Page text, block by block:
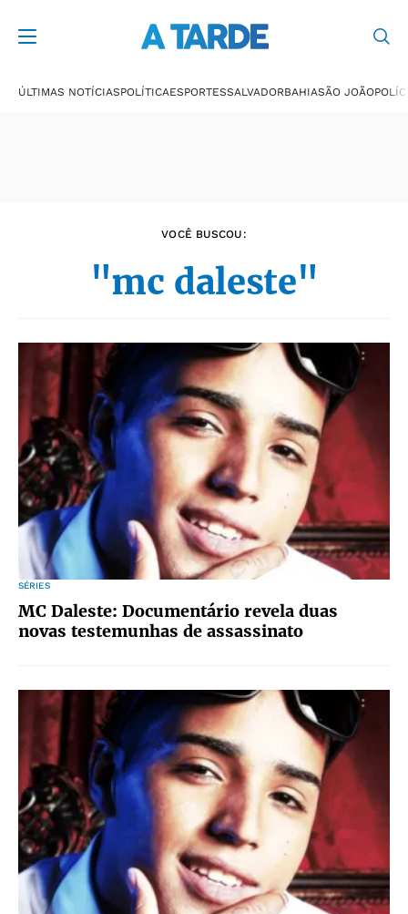
ÚLTIMAS NOTÍCIASPOLÍTICAESPORTESSALVADORBAHIASÃO JOÃO
VOCÊ BUSCOU:
"mc daleste"
SÉRIES
MC Daleste: Documentário revela duas
novas testemunhas de assassinato